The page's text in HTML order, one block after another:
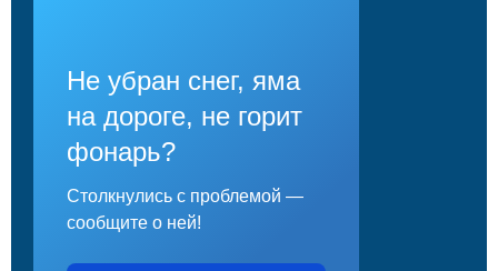
Не убран снег, яма
на дороге, не горит
фонарь?
Столкнулись с проблемой —
сообщите о ней!